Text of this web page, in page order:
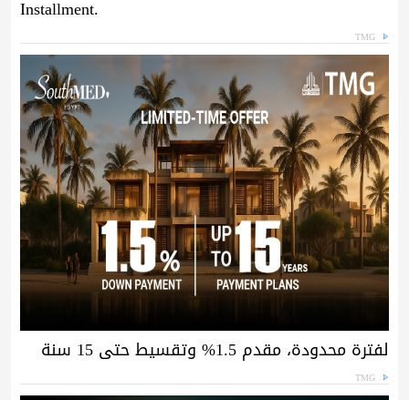
Installment.
TMG
لفترة محدودة، مقدم 1.5% وتقسيط حتى 15 سنة
TMG